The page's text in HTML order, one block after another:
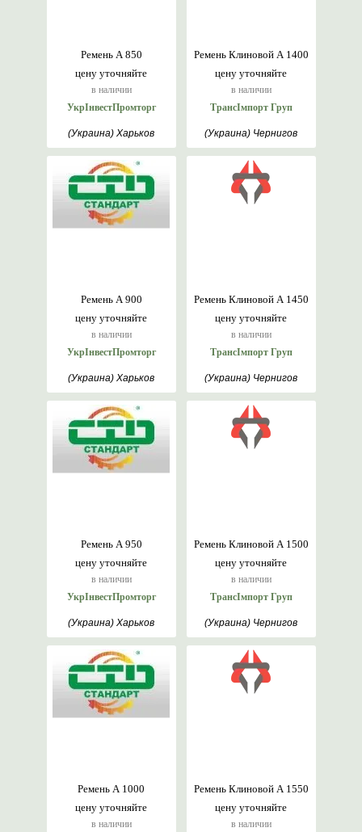
цену уточняйте
в наличии
Ремень А 850
УкрІнвестПромторг
(Украина) Харьков
цену уточняйте
в наличии
Ремень Клиновой А 1400
ТрансІмпорт Груп
(Украина) Чернигов
цену уточняйте
в наличии
Ремень А 900
УкрІнвестПромторг
(Украина) Харьков
цену уточняйте
в наличии
Ремень Клиновой А 1450
ТрансІмпорт Груп
(Украина) Чернигов
цену уточняйте
в наличии
Ремень А 950
УкрІнвестПромторг
(Украина) Харьков
цену уточняйте
в наличии
Ремень Клиновой А 1500
ТрансІмпорт Груп
(Украина) Чернигов
цену уточняйте
в наличии
Ремень А 1000
цену уточняйте
в наличии
Ремень Клиновой А 1550